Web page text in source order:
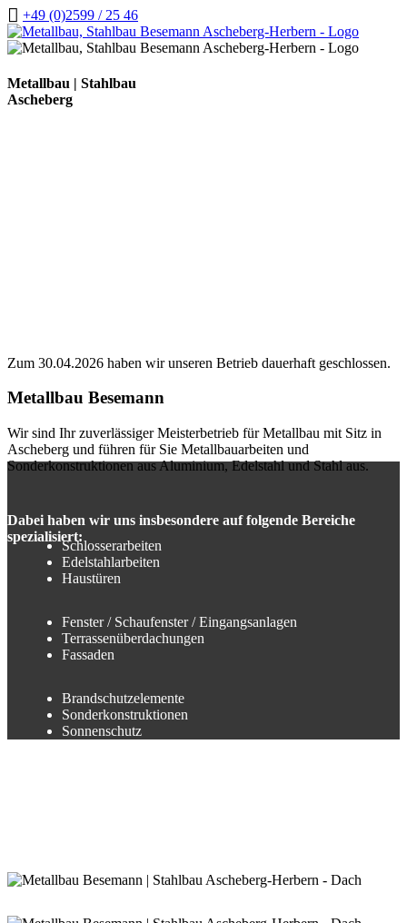
+49 (0)2599 / 25 46
Zum
Inhalt
Zum
springen
Metallbau | Stahlbau
Ascheberg
Zum 30.04.2026 haben wir unseren Betrieb dauerhaft geschlossen.
Metallbau Besemann
Wir sind Ihr zuverlässiger Meisterbetrieb für Metallbau mit Sitz in
Ascheberg und führen für Sie Metallbauarbeiten und
Sonderkonstruktionen aus Aluminium, Edelstahl und Stahl aus.
Dabei haben wir uns insbesondere auf folgende Bereiche
spezialisiert:
Schlosserarbeiten
Edelstahlarbeiten
Haustüren
Fenster / Schaufenster / Eingangsanlagen
Terrassenüberdachungen
Fassaden
Brandschutzelemente
Sonderkonstruktionen
Sonnenschutz